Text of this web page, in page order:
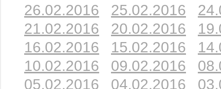
26.02.2016
25.02.2016
21.02.2016
20.02.2016
16.02.2016
15.02.2016
10.02.2016
09.02.2016
05.02.2016
04.02.2016